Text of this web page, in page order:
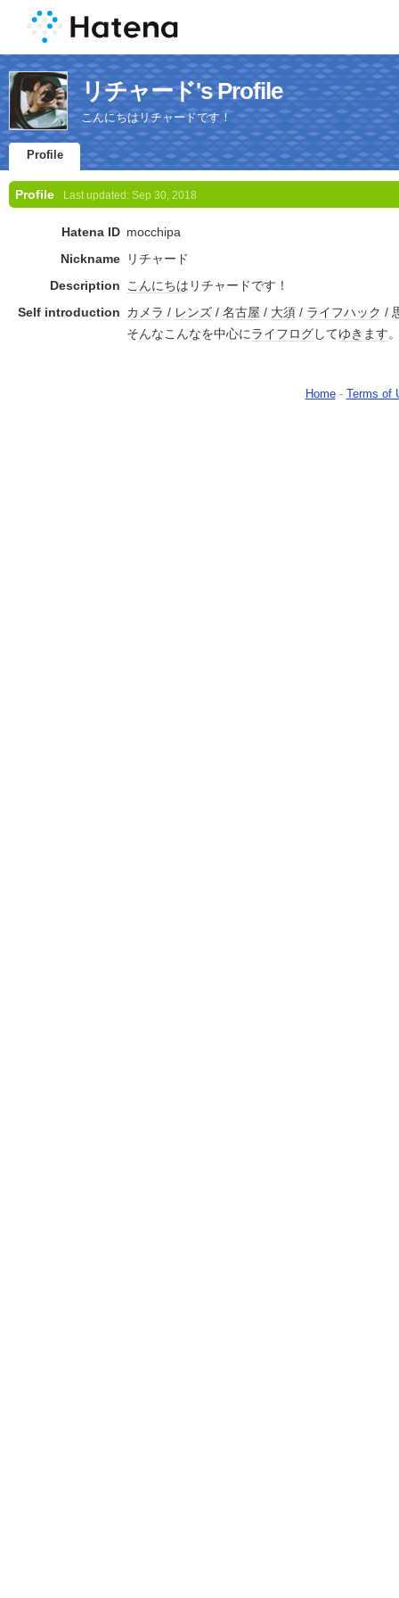
リチャード's Profile
こんにちはリチャードです！
Profile
Profile Last updated: Sep 30, 2018
Hatena ID mocchipa
Nickname
リチャード
Description こんにちは リチャードです！
Self introduction カメラ / レンズ / 名古屋 / 大須 / ライフハック /
そんなこんなを中心にライフログしてゆき ます
Home- Terms of